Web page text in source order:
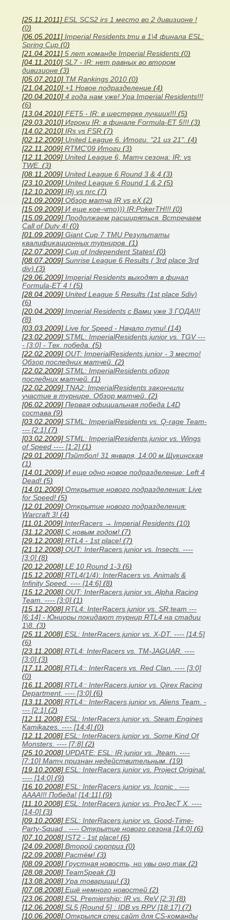
[25.11.2011] ESL SCS2 irs 1 место во 2 дивизионе !
(0)
[06.05.2011] Imperial Residents.tmu в 1\4 финала ESL:
Spring Cup (0)
[21.04.2011] 5 лет команде Imperial Residents (0)
[04.11.2010] SL7 - IR: нет равных во втором
дивизионе (3)
[05.07.2010] TM Rankings 2010 (0)
[21.04.2010] +1 Новое подразделение (4)
[20.04.2010] 4 года нам уже! Ура Imperial Residents!!!
(6)
[13.04.2010] FET5 - IR: в шестерке лучших!!! (5)
[29.03.2010] Игроки IR: в финале Formula-ET 5!!! (3)
[14.02.2010] IRs vs FSR (7)
[02.12.2009] United League 6. Итоги. "21 из 21". (4)
[22.11.2009] RTMC'09 Итоги (3)
[12.11.2009] United League 6, Матч сезона: IR: vs
TWE. (3)
[08.11.2009] United League 6 Round 3 & 4 (3)
[23.10.2009] United League 6 Round 1 & 2 (5)
[12.10.2009] IRj vs nrc (7)
[21.09.2009] Обзор матча IR vs eX(2)
[15.09.2009] И еще кое-что))) IR:PokerTH!!! (0)
[15.09.2009] Продолжаем расширяться. Встречаем
Call of Duty 4! (0)
[01.09.2009] Giant Cup 7 TMU Результаты
квалификационных турниров. (1)
[22.07.2009] Cup of Independent States! (0)
[08.07.2009] Sunrise League 6 Results ( 3rd place 3rd
div) (3)
[29.06.2009] Imperial Residents выходят в финал
Formula-ET 4 ! (5)
[28.04.2009] United League 5 Results (1st place 5div)
(6)
[20.04.2009] Imperial Residents с Вами уже 3 ГОДА!!!
(8)
[03.03.2009] Live for Speed - Начало пути! (14)
[23.02.2009] STML: ImperialResidents.junior vs. TGV ---
- [3:0] - Тех. победа. (5)
[22.02.2009] OUT: ImperialResidents.junior - 3 место!
Обзор последних матчей. (2)
[22.02.2009] STML: ImperialResidents обзор
последних матчей. (1)
[22.02.2009] TNA2: ImperialResidents закончили
участие в турнире. Обзор матчей. (2)
[06.02.2009] Первая официальная победа L4D
состава (9)
[03.02.2009] STML: ImperialResidents vs. Q-rage Team-
--- [2:1] (7)
[03.02.2009] STML: ImperialResidents.junior vs. Wings
of Speed ---- [1:2] (1)
[29.01.2009] Пэйтбол! 31 января, 14:00 м.Щукинская
(1)
[14.01.2009] И еще одно новое подразделение: Left 4
Dead! (5)
[14.01.2009] Открытие нового подразделения: Live
for Speed! (5)
[12.01.2009] Открытие нового подразделения:
Warcraft 3! (4)
[11.01.2009] InterRacers → Imperial Residents (10)
[31.12.2008] C новым годом! (7)
[29.12.2008] RTL4 - 1st place! (7)
[21.12.2008] OUT: InterRacers.junior vs. Insects. ----
[3:0] (8)
[20.12.2008] LE 10 Round 1-3 (6)
[15.12.2008] RTL4(1/4): InterRacers vs. Animals &
Infinity Speed. ---- [14:6] (8)
[15.12.2008] OUT: InterRacers.junior vs. Alpha Racing
Team. ---- [3:0] (1)
[15.12.2008] RTL4: InterRacers.junior vs. SR:team ---
[6:14] - Юниоры покидают турнир RTL4 на стадии
1\8. (3)
[25.11.2008] ESL: InterRacers.junior vs. X-DT. ---- [14:5]
(6)
[23.11.2008] RTL4: InterRacers vs. TM-JAGUAR. ----
[3:0] (3)
[17.11.2008] RTL4:: InterRacers vs. Red Clan. ---- [3:0]
(0)
[16.11.2008] RTL4:: InterRacers.junior vs. Qirex Racing
Department. ---- [3:0] (6)
[13.11.2008] RTL4:: InterRacers.junior vs. Aliens Team. -
--- [2:1] (2)
[12.11.2008] ESL: InterRacers.junior vs. Steam Engines
Kamikazes. ---- [14:4] (0)
[12.11.2008] ESL: InterRacers.junior vs. Some Kind Of
Monsters. ---- [7:8] (2)
[25.10.2008] UPDATE: ESL: IR:junior vs. Jteam. ----
[7:10] Матч признан недействительным. (19)
[19.10.2008] ESL: InterRacers.junior vs. Project Original.
---- [14:0] (9)
[16.10.2008] ESL: InterRacers.junior vs. Iconic . ----
АААА!!! Победа! [14:11] (9)
[11.10.2008] ESL: InterRacers.junior vs. ProJecT X. ----
[14-0] (3)
[09.10.2008] ESL: InterRacers.junior vs. Good-Time-
Party-Squad . ---- Открытие нового сезона [14:0] (6)
[07.10.2008] IST2 - 1st place! (6)
[24.09.2008] Второй сюрприз (0)
[22.09.2008] Растём! (3)
[08.09.2008] Грустная новость, но увы оно так (2)
[28.08.2008] TeamSpeak(3)
[13.08.2008] Ура товарищи! (3)
[07.08.2008] Ещё немного новостей (2)
[23.06.2008] ESL Premiership: IR vs. ReV [2:3] (8)
[12.06.2008] SL5 [Round 5] : IDB vs RPV [18:17] (7)
[10.06.2008] Открылся спец.сайт для CS-команды